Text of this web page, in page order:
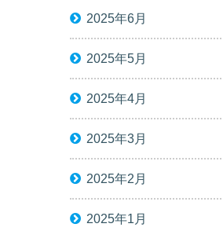
2025年6月
2025年5月
2025年4月
2025年3月
2025年2月
2025年1月